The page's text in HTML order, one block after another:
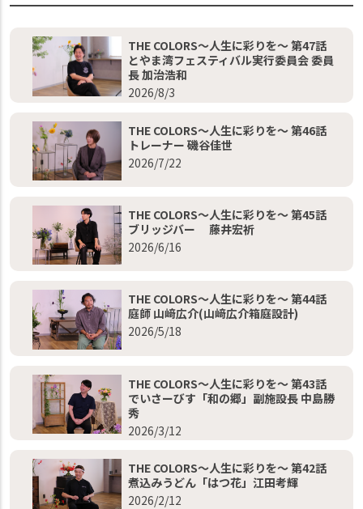
THE COLORS～人生に彩りを～ 第47話
とやま湾フェスティバル実行委員会 委員
長 加治浩和
2026/8/3
THE COLORS～人生に彩りを～ 第46話
トレーナー 磯谷佳世
2026/7/22
THE COLORS～人生に彩りを～ 第45話
ブリッジバー 藤井宏祈
2026/6/16
THE COLORS～人生に彩りを～ 第44話
庭師 山﨑広介(山﨑広介箱庭設計)
2026/5/18
THE COLORS～人生に彩りを～ 第43話
でいさーびす「和の郷」副施設長 中島勝
秀
2026/3/12
THE COLORS～人生に彩りを～ 第42話
煮込みうどん「はつ花」江田考輝
2026/2/12